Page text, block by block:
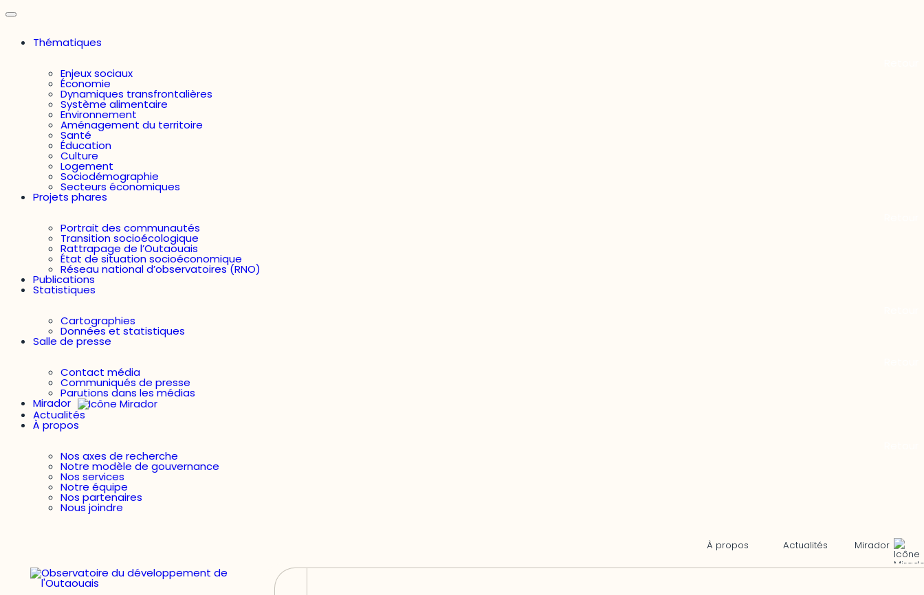
Thématiques
Enjeux sociaux
Économie
Dynamiques transfrontalières
Système alimentaire
Environnement
Aménagement du territoire
Santé
Éducation
Culture
Logement
Sociodémographie
Secteurs économiques
Projets phares
Portrait des communautés
Transition socioécologique
Rattrapage de l’Outaouais
État de situation socioéconomique
Réseau national d’observatoires (RNO)
Publications
Statistiques
Cartographies
Données et statistiques
Salle de presse
Contact média
Communiqués de presse
Parutions dans les médias
Mirador
Actualités
À propos
Nos axes de recherche
Notre modèle de gouvernance
Nos services
Notre équipe
Nos partenaires
Nous joindre
À propos Actualités Mirador